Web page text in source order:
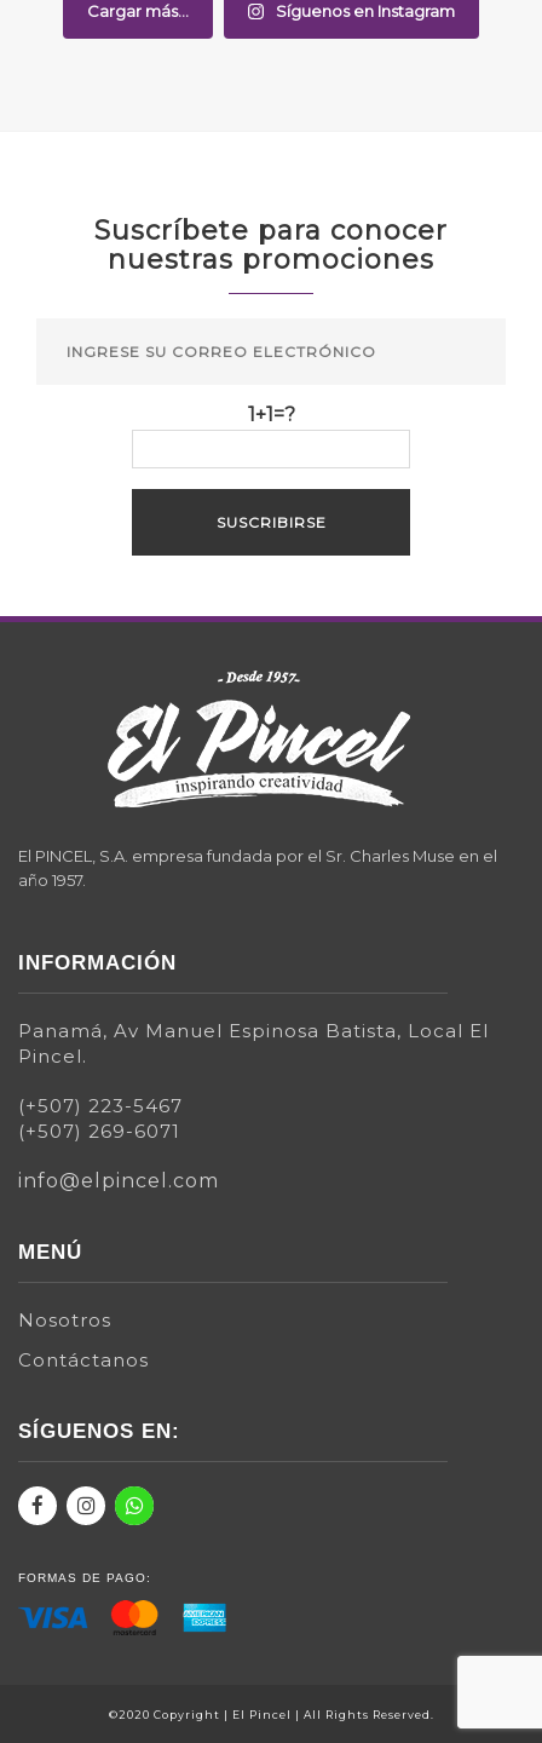
Cargar más... Síguenos en Instagram
Suscríbete para conocer
nuestras promociones
1+1=?
El PINCEL, S.A. empresa fundada por el Sr. Charles Muse en el
año 1957.
INFORMACIÓN
Panamá, Av Manuel Espinosa Batista, Local El
Pincel.
(+507) 223-5467
(+507) 269-6071
info@elpincel.com
MENÚ
Nosotros
Contáctanos
SÍGUENOS EN:
FORMAS DE PAGO:
©2020 Copyright | El Pincel | All Rights Reserved.